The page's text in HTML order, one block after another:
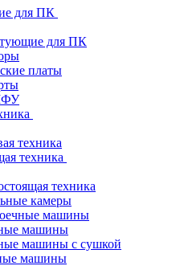
для ПК
для ПК
платы
техника
техника
техника
камеры
машины
машины
машины с сушкой
машины